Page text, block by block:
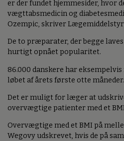
er der fundet hjemmesider, hvor
vægttabsmedicin og
Ozempic, skriver
De to præparater, der begge
hurtigt opnået popularitet.
86.000 danskere har
løbet af årets første otte måneder.
Det er muligt for læger at
overvægtige patienter med et
Overvægtige med et BMI på
Wegovy udskrevet, hvis de på